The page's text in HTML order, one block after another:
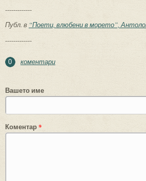
-------------
Публ. в “Поети, влюбени в морето”,
-------------
0 коментари
Вашето име
Коментар*